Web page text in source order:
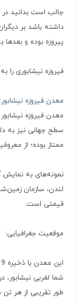
جالب‌ است‌ بدانید در
داشته‌ باشد بر
پیروزه‌ بوده‌ و
فیروزه نیشابوری را به 2 دسته اصلی عجمی و شجری تقسیم می‌کنند.
معدن فیروزه نیشابور:
معدن فیروزه
سطح جهانی نیز به
ممتاز بوده؛ از
نمونه‌های به
لندن، سازمان
قیمتی است.
موقعیت جغرافیایی:
شما لغربی نیشابور،